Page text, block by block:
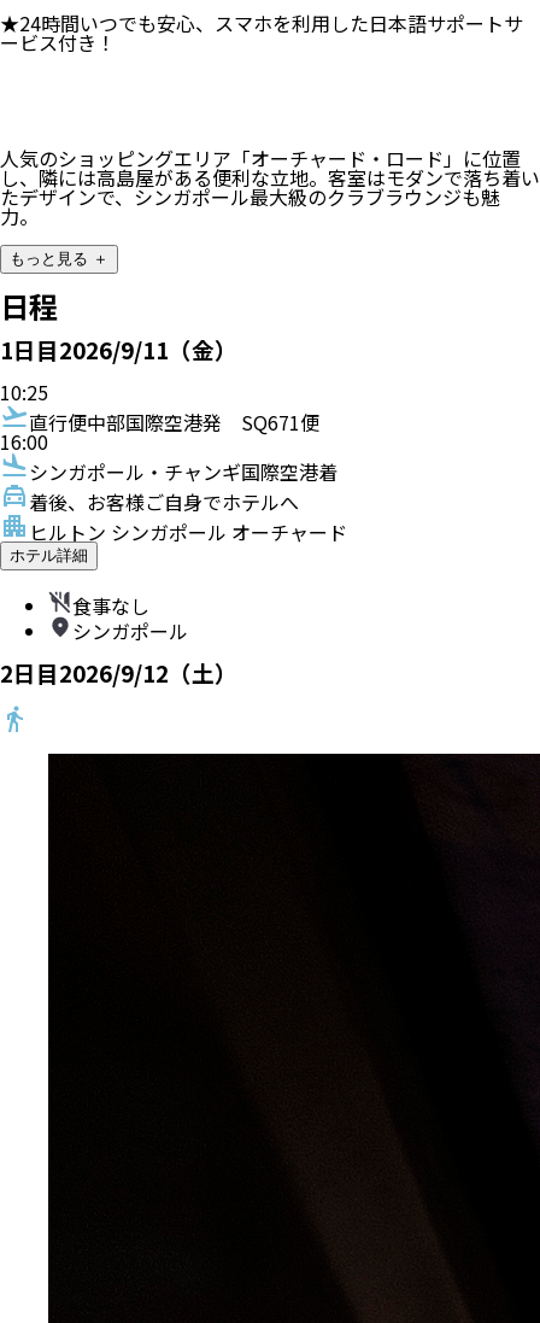
★24時間いつでも安心、スマホを利用した日本語サポートサ
ービス付き！
人気のショッピングエリア「オーチャード・ロード」に位置
し、隣には高島屋がある便利な立地。客室はモダンで落ち着い
たデザインで、シンガポール最大級のクラブラウンジも魅
力。
もっと見る ＋
日程
1日目2026/9/11（金）
10:25
直行便中部国際空港発 SQ671便
16:00
シンガポール・チャンギ国際空港着
着後、お客様ご自身でホテルへ
ヒルトン シンガポール オーチャード
ホテル詳細
食事なし
シンガポール
2日目2026/9/12（土）